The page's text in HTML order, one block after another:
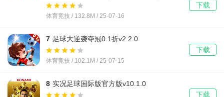
体育竞技 / 132.8M / 25-07-16
下载
7 足球大逆袭夺冠0.1折v2.2.0
体育竞技 / 102.1M / 25-07-15
下载
8 实况足球国际版官方版v10.1.0
下载